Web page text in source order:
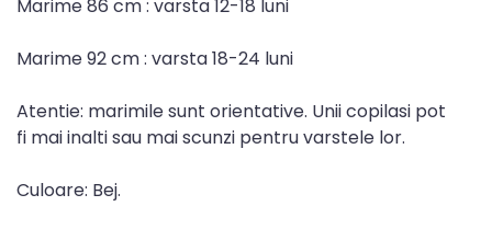
Marime 86 cm : varsta 12-18 luni
Marime 92 cm : varsta 18-24 luni
Atentie: marimile sunt orientative. Unii copilasi pot
fi mai inalti sau mai scunzi pentru varstele lor.
Culoare: Bej.